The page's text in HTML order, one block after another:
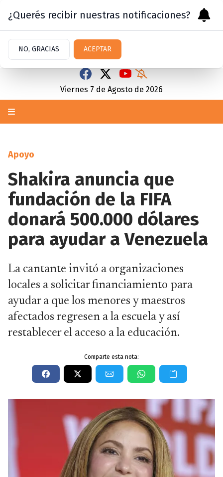
Viernes 7 de Agosto de 2026
Apoyo
Shakira anuncia que
fundación de la FIFA
donará 500.000 dólares
para ayudar a Venezuela
La cantante invitó a organizaciones
locales a solicitar financiamiento para
ayudar a que los menores y maestros
afectados regresen a la escuela y así
restablecer el acceso a la educación.
Comparte esta nota:
¿Querés recibir nuestras notificaciones?
NO, GRACIAS ACEPTAR